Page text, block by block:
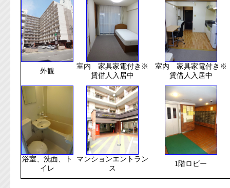
外観
室内 家具家電付き※
賃借人入居中
室内 家具家電付き※
賃借人入居中
浴室、洗面、ト
イレ
マンションエントラン
ス
1階ロビー